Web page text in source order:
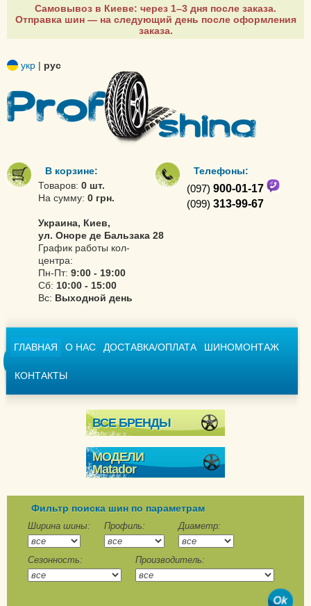
Самовывоз в Киеве: через 1–3 дня после заказа.
Отправка шин — на следующий день после оформления
заказа.
укр | рус
В корзине:
Товаров: 0 шт.
На сумму: 0 грн.
Украина, Киев,
ул. Оноре де Бальзака 28
График работы кол-
центра:
Пн-Пт: 9:00 - 19:00
Сб: 10:00 - 15:00
Вс: Выходной день
Телефоны:
(097) 900-01-17
(099) 313-99-67
ГЛАВНАЯ О НАС ДОСТАВКА/ОПЛАТА ШИНОМОНТАЖ
КОНТАКТЫ
ВСЕ БРЕНДЫ
МОДЕЛИ
Matador
MP 92 Sibir
MP 93 Nordicca
MPS 530 Sibir Snow
Van M+S
Nordicca Van
Фильтр поиска шин по параметрам
Ширина шины: Профиль: Диаметр:
Сезонность: Производитель: